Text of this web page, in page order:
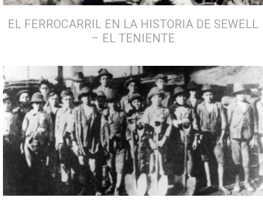
EL FERROCARRIL EN LA HISTORIA DE SEWELL
– EL TENIENTE